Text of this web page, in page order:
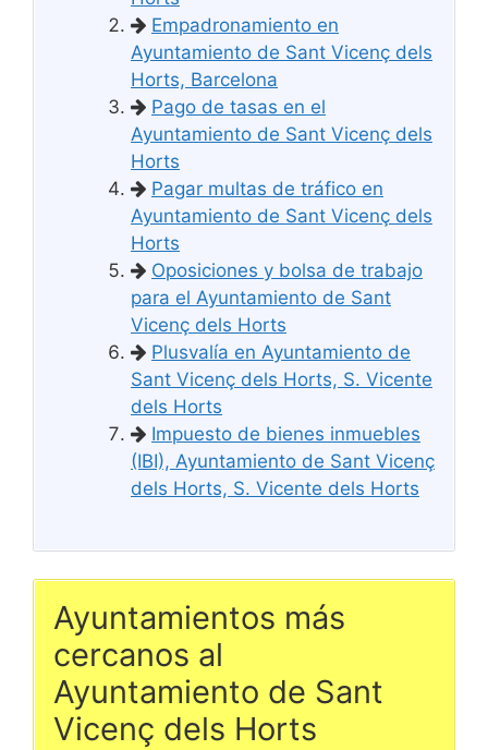
Empadronamiento en
Ayuntamiento de Sant Vicenç dels
Horts, Barcelona
Pago de tasas en el
Ayuntamiento de Sant Vicenç dels
Horts
Pagar multas de tráfico en
Ayuntamiento de Sant Vicenç dels
Horts
Oposiciones y bolsa de trabajo
para el Ayuntamiento de Sant
Vicenç dels Horts
Plusvalía en Ayuntamiento de
Sant Vicenç dels Horts, S. Vicente
dels Horts
Impuesto de bienes inmuebles
(IBI), Ayuntamiento de Sant Vicenç
dels Horts, S. Vicente dels Horts
Ayuntamientos más
cercanos al
Ayuntamiento de Sant
Vicenç dels Horts